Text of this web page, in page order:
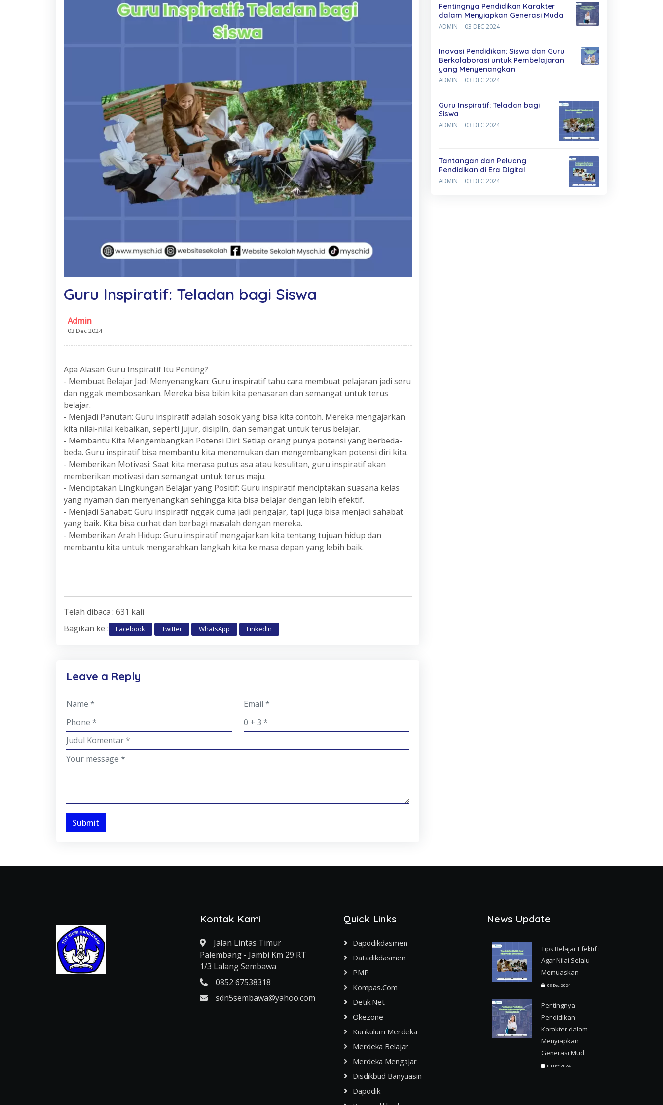
Guru Inspiratif: Teladan bagi Siswa
Admin
03 Dec 2024
Apa Alasan Guru Inspiratif Itu Penting?
- Membuat Belajar Jadi Menyenangkan: Guru inspiratif tahu cara membuat pelajaran jadi seru
dan nggak membosankan. Mereka bisa bikin kita penasaran dan semangat untuk terus
belajar.
- Menjadi Panutan: Guru inspiratif adalah sosok yang bisa kita contoh. Mereka mengajarkan
kita nilai-nilai kebaikan, seperti jujur, disiplin, dan semangat untuk terus belajar.
- Membantu Kita Mengembangkan Potensi Diri: Setiap orang punya potensi yang berbeda-
beda. Guru inspiratif bisa membantu kita menemukan dan mengembangkan potensi diri kita.
- Memberikan Motivasi: Saat kita merasa putus asa atau kesulitan, guru inspiratif akan
memberikan motivasi dan semangat untuk terus maju.
- Menciptakan Lingkungan Belajar yang Positif: Guru inspiratif menciptakan suasana kelas
yang nyaman dan menyenangkan sehingga kita bisa belajar dengan lebih efektif.
- Menjadi Sahabat: Guru inspiratif nggak cuma jadi pengajar, tapi juga bisa menjadi sahabat
yang baik. Kita bisa curhat dan berbagi masalah dengan mereka.
- Memberikan Arah Hidup: Guru inspiratif mengajarkan kita tentang tujuan hidup dan
membantu kita untuk mengarahkan langkah kita ke masa depan yang lebih baik.
Telah dibaca : 631 kali
Bagikan ke :
Facebook Twitter WhatsApp LinkedIn
Leave a Reply
Submit
Pentingnya Pendidikan Karakter
dalam Menyiapkan Generasi Muda
ADMIN 03 DEC 2024
Inovasi Pendidikan: Siswa dan Guru
Berkolaborasi untuk Pembelajaran
yang Menyenangkan
ADMIN 03 DEC 2024
Guru Inspiratif: Teladan bagi
Siswa
ADMIN 03 DEC 2024
Tantangan dan Peluang
Pendidikan di Era Digital
ADMIN 03 DEC 2024
Kontak Kami
Jalan Lintas Timur
Palembang - Jambi Km 29 RT
1/3 Lalang Sembawa
0852 67538318
sdn5sembawa@yahoo.com
Quick Links
Dapodikdasmen
Datadikdasmen
PMP
Kompas.com
Detik.net
Okezone
Kurikulum Merdeka
Merdeka Belajar
Merdeka Mengajar
Disdikbud Banyuasin
Dapodik
News Update
Tips Belajar Efektif :
Agar Nilai Selalu
Memuaskan
03 Dec 2024
Pentingnya
Pendidikan
Karakter dalam
Menyiapkan
Generasi Mud
03 Dec 2024